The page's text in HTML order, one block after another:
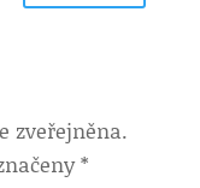
zveřejněna.
*